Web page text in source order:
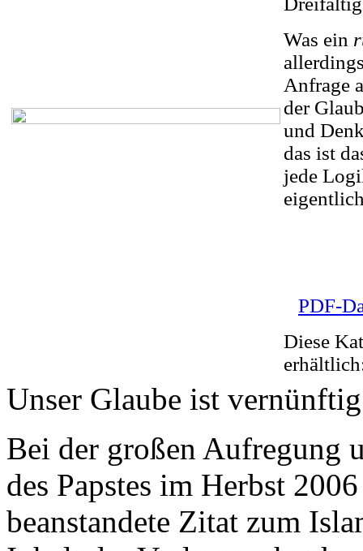
Was ein
Anfrage
der
und
das ist
jede
PDF-
Diese
Unser Glaube ist vernünftig
Bei der großen Aufregung
des Papstes im Herbst
beanstandete Zitat zum